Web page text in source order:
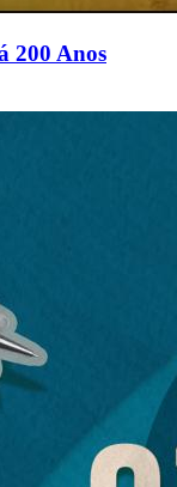
200 Anos